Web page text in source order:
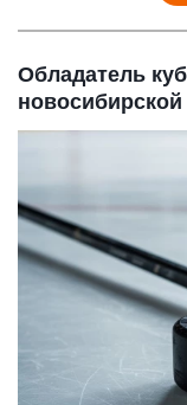
Обладатель